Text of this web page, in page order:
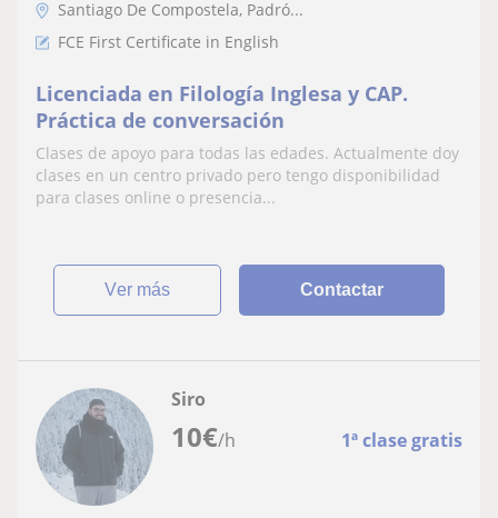
Santiago De Compostela, Padró...
FCE First Certificate in English
Licenciada en Filología Inglesa y CAP.
Práctica de conversación
Clases de apoyo para todas las edades. Actualmente doy
clases en un centro privado pero tengo disponibilidad
para clases online o presencia...
ver más Contactar
10€/h 1ª clase gratis
Siro